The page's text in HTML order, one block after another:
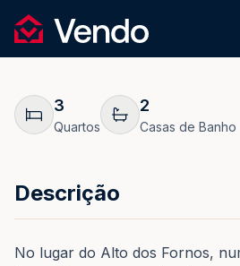
Vendo
3
Quartos
2
Casas de Banho
Descrição
No lugar do Alto dos Fornos,